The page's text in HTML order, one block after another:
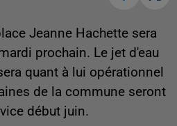
Jeanne Hachette sera
prochain. Le jet d'eau
quant à lui opérationnel
de la commune seront
début juin.